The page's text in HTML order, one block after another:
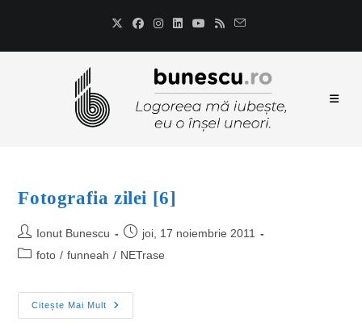
Fotografia zilei [6]
Ionut Bunescu
joi, 17 noiembrie 2011
foto / funneah / NETrase
Citește Mai Mult